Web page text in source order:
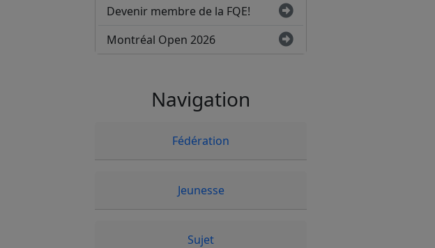
Devenir membre de la FQE!
Montréal Open 2026
Navigation
Fédération
Jeunesse
Sujet